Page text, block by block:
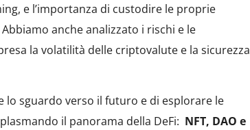
e l’importanza di custodire le proprie
anche analizzato i rischi e le
la volatilità delle criptovalute e la sicurezza
lo sguardo verso il futuro e di esplorare le
il panorama della DeFi: NFT, DAO e